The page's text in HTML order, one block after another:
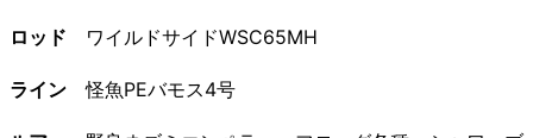
ロッド ワイルドサイドWSC65MH
ライン怪魚PEバモス4号